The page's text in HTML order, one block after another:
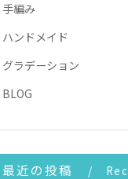
手編み
ハンドメイド
グラデーション
BLOG
最近の投稿